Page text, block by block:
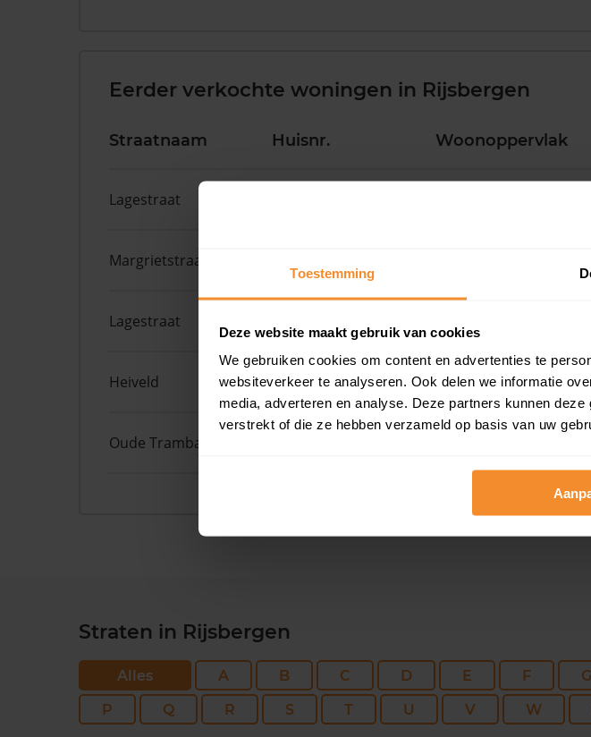
Toestemming
Deze website maakt gebruik van cookies
We gebruiken cookies om content en advertenties te
websiteverkeer te analyseren. Ook delen we informatie
media, adverteren en analyse. Deze partners kunnen
verstrekt of die ze hebben verzameld op basis van uw
Eerder verkochte woningen in Rijsbergen
Straatnaam Huisnr. Woonoppervlak
Lagestraat
Margrietstraat
Lagestraat
Heiveld 15 102 m2
Oude Trambaan
Straten in Rijsbergen
Alles A B C D E F G
P
Q R S T U V W